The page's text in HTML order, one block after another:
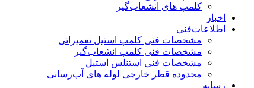
کلمپ های انشعاب‌گیر
اخبار
اطلاعات‌فنی
مشخصات فنی کلمپ استیل تعمیراتی
مشخصات فنی کلمپ انشعاب‌گیر
مشخصات فنی استنلس استیل
محدوده قطر خارجی لوله های آب‌رسانی
رسانه